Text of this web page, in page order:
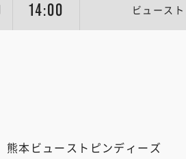
14:00 ビュースト
熊本ビューストピンディーズ